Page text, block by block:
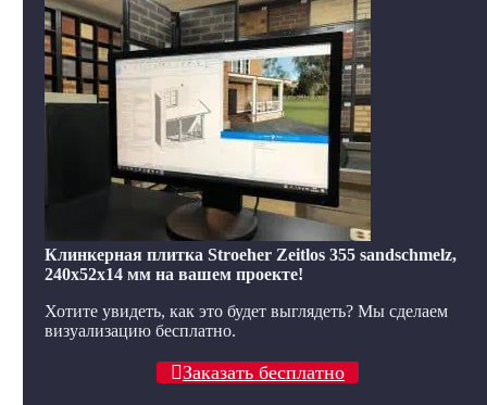
Клинкерная плитка Stroeher Zeitlos 355 sandschmelz,
240x52x14 мм на вашем проекте!
Хотите увидеть, как это будет выглядеть? Мы сделаем
визуализацию бесплатно.
Заказать бесплатно